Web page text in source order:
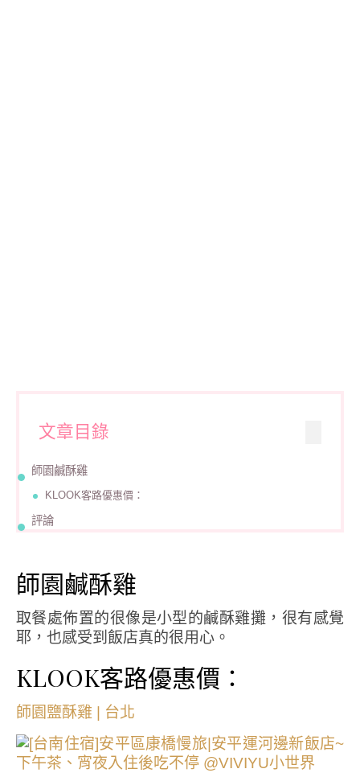
文章目錄
師園鹹酥雞
KLOOK客路優惠價：
評論
師園鹹酥雞
取餐處佈置的很像是小型的鹹酥雞攤，很有感覺
耶，也感受到飯店真的很用心。
KLOOK客路優惠價：
師園鹽酥雞 | 台北